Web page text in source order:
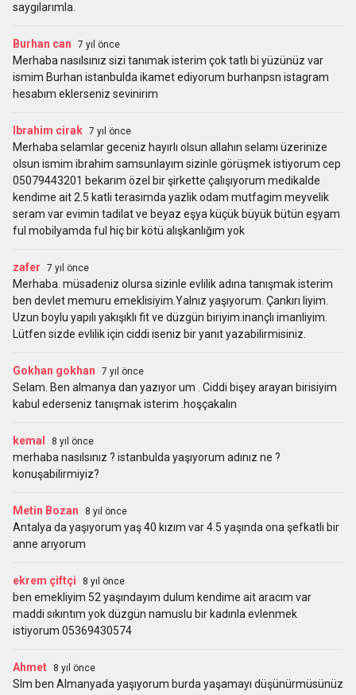
saygılarımla.
Burhan can 7 yıl önce
Merhaba nasılsınız sizi tanımak isterim çok tatlı bi yüzünüz var
ismim Burhan istanbulda ikamet ediyorum burhanpsn istagram
hesabım eklerseniz sevinirim
Ibrahim cirak 7 yıl önce
Merhaba selamlar geceniz hayırlı olsun allahın selamı üzerinize
olsun ismim ibrahim samsunlayım sizinle görüşmek istiyorum cep
05079443201 bekarım özel bir şirkette çalışıyorum medikalde
kendime ait 2.5 katli terasimda yazlik odam mutfagim meyvelik
seram var evimin tadilat ve beyaz eşya küçük büyük bütün eşyam
ful mobilyamda ful hiç bir kötü alışkanlığım yok
zafer 7 yıl önce
Merhaba. müsadeniz olursa sizinle evlilik adına tanışmak isterim
ben devlet memuru emeklisiyim.Yalnız yaşıyorum. Çankırı liyim.
Uzun boylu yapılı yakışıklı fit ve düzgün biriyim.inançlı imanliyim.
Lütfen sizde evlilik için ciddi iseniz bir yanıt yazabilirmisiniz.
Gokhan gokhan 7 yıl önce
Selam. Ben almanya dan yazıyor um . Ciddi bişey arayan birisiyim
kabul ederseniz tanışmak isterim .hoşçakalın
kemal 8 yıl önce
merhaba nasılsınız ? istanbulda yaşıyorum adınız ne ?
konuşabilirmiyiz?
Metin Bozan 8 yıl önce
Antalya da yaşıyorum yaş 40 kızım var 4.5 yaşında ona şefkatli bir
anne arıyorum
ekrem çiftçi 8 yıl önce
ben emekliyim 52 yaşındayım dulum kendime ait aracım var
maddi sıkıntım yok düzgün namuslu bir kadınla evlenmek
istiyorum 05369430574
Ahmet 8 yıl önce
Slm ben Almanyada yaşıyorum burda yaşamayı düşünürmüsünüz